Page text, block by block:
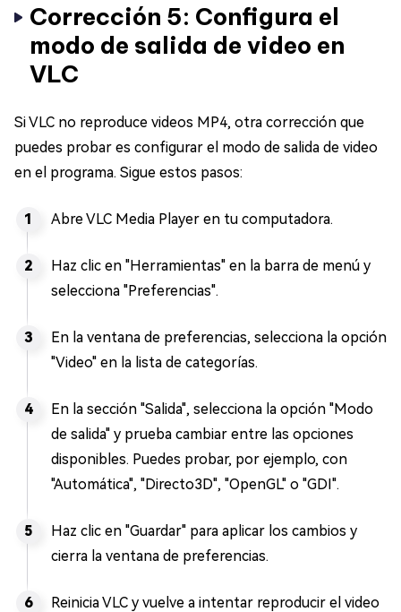
Corrección 5: Configura el
modo de salida de video en
VLC
Si VLC no reproduce videos MP4, otra corrección que
puedes probar es configurar el modo de salida de video
en el programa. Sigue estos pasos:
Abre VLC Media Player en tu computadora.
Haz clic en "Herramientas" en la barra de menú y
selecciona "Preferencias".
En la ventana de preferencias, selecciona la opción
"Video" en la lista de categorías.
En la sección "Salida", selecciona la opción "Modo
de salida" y prueba cambiar entre las opciones
disponibles. Puedes probar, por ejemplo, con
"Automática", "Directo3D", "OpenGL" o "GDI".
Haz clic en "Guardar" para aplicar los cambios y
cierra la ventana de preferencias.
Reinicia VLC y vuelve a intentar reproducir el video